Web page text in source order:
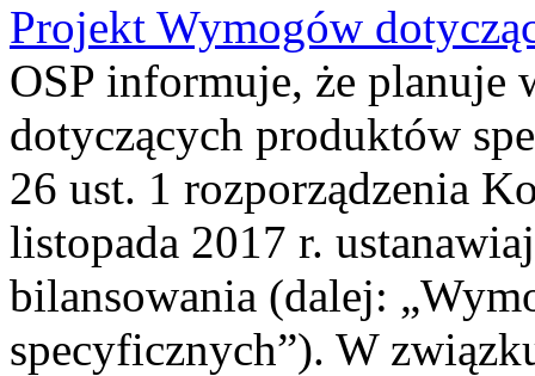
Projekt Wymogów
OSP informuje, że planuje
dotyczących produktów
26 ust. 1 rozporządzenia
listopada 2017 r.
bilansowania (dalej:
specyficznych”). W